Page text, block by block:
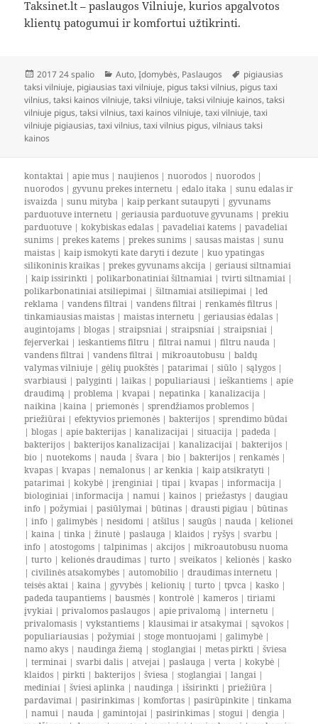
Taksinet.lt – paslaugos Vilniuje, kurios apgalvotos
klientų patogumui ir komfortui užtikrinti.
Paskelbta
2017 24 spalio Kategorijos
Auto,Įdomybės, Paslaugos Žymos
pigiausias
taksi vilniuje, pigiausias taxi vilniuje, pigus taksi vilnius, pigus taxi
vilnius,taksi kainos vilniuje,taksi vilniuje,taksi vilniuje kainos,taksi
vilniuje pigus,taksi vilnius,taxi kainos vilniuje,taxi vilniuje,taxi
vilniuje pigiausias,taxi vilnius,taxi vilnius pigus,vilniaus taksi
kainos
kontaktai |apie mus |naujienos |nuorodos |nuorodos |
nuorodos | gyvunu prekes internetu |edalo itaka |sunu edalas ir
isvaizda |sunu mityba |kaip perkant sutaupyti | gyvunams
parduotuve internetu | geriausia parduotuve gyvunams |prekiu
parduotuve |kokybiskas edalas |pavadeliai katems |pavadeliai
sunims |prekes katems |prekes sunims |sausas maistas |sunu
maistas |kaip ismokyti kate daryti i dezute |kuo ypatingas
silikoninis kraikas |prekes gyvunams akcija | geriausi siltnamiai
|kaip issirinkti |polikarbonatiniai šiltnamiai |tvirti siltnamiai |
polikarbonatiniai atsiliepimai |šiltnamiai atsiliepimai |led
reklama |vandens filtrai |vandens filtrai |renkamės filtrus |
tinkamiausias maistas |maistas internetu | geriausias ėdalas |
augintojams |blogas |straipsniai |straipsniai |straipsniai |
fejerverkai |ieskantiems filtru |filtrai namui |filtru nauda |
vandens filtrai |vandens filtrai |mikroautobusu |baldų
valymas vilniuje | gėlių puokštės |patarimai |siūlo |sąlygos |
svarbiausi |palyginti |laikas |populiariausi |ieškantiems |apie
draudimą |problema |kvapai |nepatinka |kanalizacija |
naikina |kaina |priemonės |sprendžiamos problemos |
priežiūrai |efektyvios priemonės |bakterijos |sprendimo būdai
|blogas |apie bakterijas |kanalizacijai |situacija |padeda |
bakterijos |bakterijos kanalizacijai |kanalizacijai |bakterijos |
bio |nuotekoms |nauda |švara |bio |bakterijos |renkamės |
kvapas |kvapas |nemalonus |ar kenkia |kaip atsikratyti |
patarimai |kokybė |įrenginiai |tipai |kvapas |informacija |
biologiniai |informacija |namui |kainos |priežastys |daugiau
info |požymiai |pasiūlymai |būtinas |drausti pigiau |būtinas
|info | galimybės |nesidomi |atšilus |saugūs |nauda |kelionei
|kaina |tinka |žinutė |paslauga |klaidos |ryšys |svarbu |
info |atostogoms |talpinimas |akcijos |mikroautobusu nuoma
|turto |kelionės draudimas |turto |sveikatos |kelionės |kasko
|civilinės atsakomybės |automobilio |draudimas internetu |
teisės aktai |kaina | gyvybės |kelionių |turto |tpvca |kasko |
padeda taupantiems |bausmės |kontrolė |kameros |tiriami
įvykiai |privalomos paslaugos |apie privalomą |internetu |
privalomasis |vykstantiems |klausimai ir atsakymai |sąvokos |
populiariausias |požymiai |stoge montuojami | galimybė |
namo akys |naudinga žiemą |stoglangiai |metas pirkti |šviesa
|terminai |svarbi dalis |atvejai |paslauga |verta |kokybė |
klaidos |pirkti |bakterijos |šviesa |stoglangiai |langai |
mediniai |šviesi aplinka |naudinga |išsirinkti |priežiūra |
pardavimai |pasirinkimas |komfortas |pasirūpinkite |tinkama
|namui |nauda | gamintojai |pasirinkimas |stogui |dengia |